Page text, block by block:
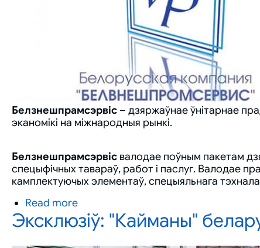
Белзнешпрамсэрвіс – дзяржаўнае ўнітарнае
эканомікі на міжнародныя рынкі.
Белзнешпрамсэрвіс валодае поўным пакетам
спецыфічных тавараў, работ і паслуг. Валодае
камплектуючых элементаў, спецыяльнага
Read moreabout
Белзнешпрамсэрвіс
Эксклюзіў: "Кайманы"